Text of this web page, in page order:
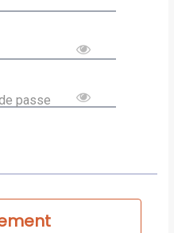
passe